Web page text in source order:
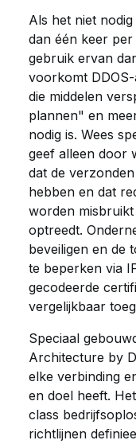
Als het niet
dan één keer
gebruik ervan
voorkomt
die middelen
plannen" en
nodig is. Wees
geef alleen door
dat de
hebben en dat
worden
optreedt.
beveiligen en de
te beperken via
gecodeerde
vergelijkbaar
Speciaal
Architecture by
elke verbinding
en doel heeft.
class
richtlijnen